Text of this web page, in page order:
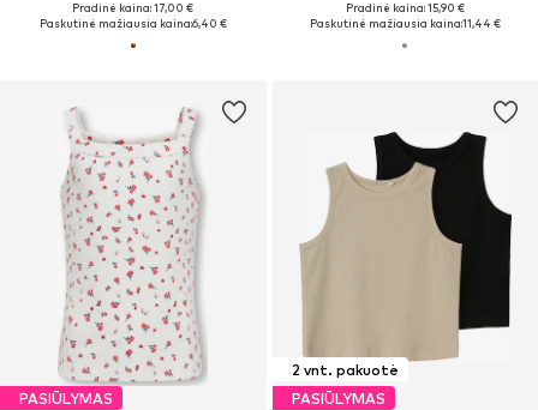
Pradinė kaina: 17,00 €
Paskutinė mažiausia kaina:6,40 €
Pradinė kaina: 15,90 €
Paskutinė mažiausia kaina:11,44 €
PASIŪLYMAS
2 vnt. pakuotė
PASIŪLYMAS